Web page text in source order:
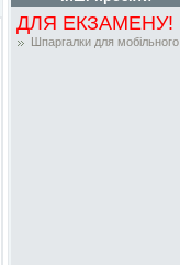
ДЛЯ ЕКЗАМЕНУ!
Шпаргалки для мобільного